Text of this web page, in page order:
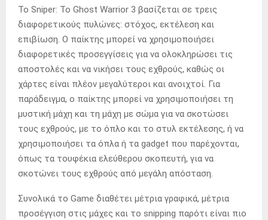
Το Sniper: Το Ghost Warrior 3 βασίζεται σε τρεις
διαφορετικούς πυλώνες: στόχος, εκτέλεση και
επιβίωση. Ο παίκτης μπορεί να χρησιμοποιήσει
διαφορετικές προσεγγίσεις για να ολοκληρώσει τις
αποστολές και να νικήσει τους εχθρούς, καθώς οι
χάρτες είναι πλέον μεγαλύτεροι και ανοιχτοί. Για
παράδειγμα, ο παίκτης μπορεί να χρησιμοποιήσει τη
μυστική μάχη και τη μάχη με σώμα για να σκοτώσει
τους εχθρούς, με το όπλο και το στυλ εκτέλεσης, ή να
χρησιμοποιήσει τα όπλα ή τα gadget που παρέχονται,
όπως τα τουφέκια ελεύθερου σκοπευτή, για να
σκοτώνει τους εχθρούς από μεγάλη απόσταση.
Συνολικά το Game διαθέτει μέτρια γραφικά, μέτρια
προσέγγιση στις μάχες και το snipping παρότι είναι πιο